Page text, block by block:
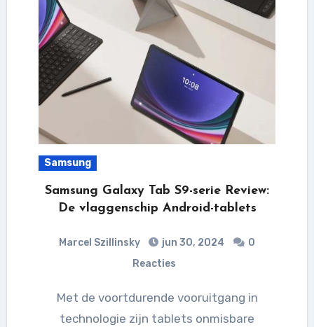
Samsung
Samsung Galaxy Tab S9-serie Review:
De vlaggenschip Android-tablets
Marcel Szillinsky jun 30, 2024
0
Reacties
Met de voortdurende vooruitgang in
technologie zijn tablets onmisbare